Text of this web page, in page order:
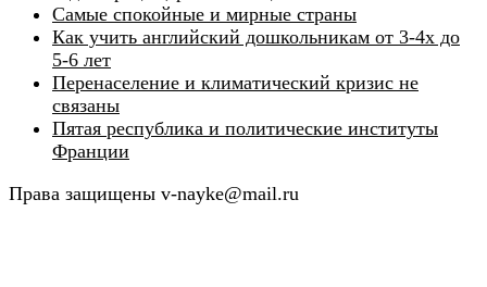
Самые спокойные и мирные страны
Как учить английский дошкольникам от 3-4х до
5-6 лет
Перенаселение и климатический кризис не
связаны
Пятая республика и политические институты
Франции
Права защищены v-nayke@mail.ru